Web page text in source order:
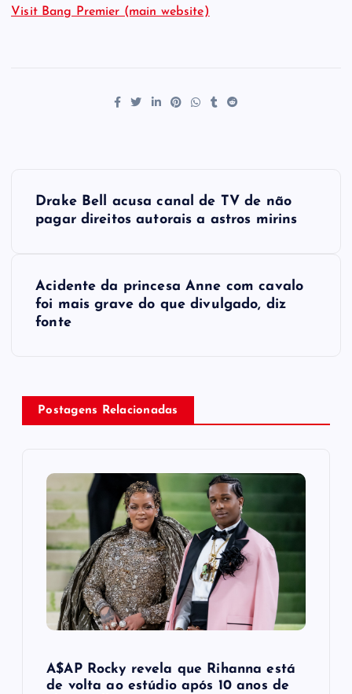
Visit Bang Premier (main website)
v
Drake Bell acusa canal de TV de não
pagar direitos autorais a astros mirins
Acidente da princesa Anne com cavalo
foi mais grave do que divulgado, diz
fonte
Postagens Relacionadas
A$AP Rocky revela que Rihanna está
de volta ao estúdio após 10 anos de